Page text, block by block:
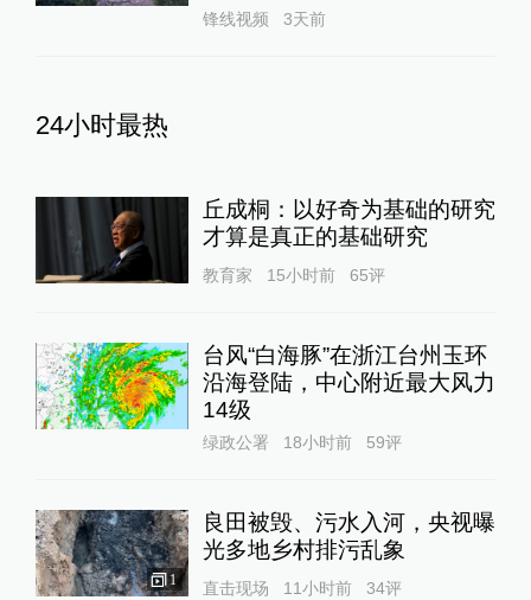
锋线视频 3天前
24小时最热
丘成桐：以好奇为基础的研究
才算是真正的基础研究
教育家 15小时前 65评
台风“白海豚”在浙江台州玉环
沿海登陆，中心附近最大风力
14级
绿政公署 18小时前 59评
1
良田被毁、污水入河，央视曝
光多地乡村排污乱象
直击现场 11小时前 34评